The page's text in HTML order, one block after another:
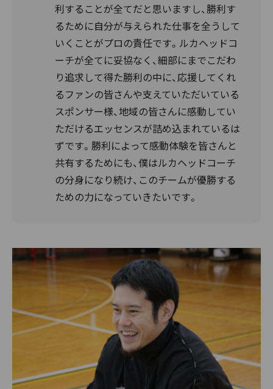
利することが全てだと思いますし、勝利す
るために自分が与えられた仕事を全うして
いくことがプロの責任です。ルカヘッドコ
ーチが全てに妥協なく、細部にまでこだわ
り追求して得た勝利の中に、応援してくれ
るファンの皆さんや支えていただいている
スポンサー様、地域の皆さんに感動してい
ただけるエッセンスが詰め込まれているは
ずです。勝利によって感動体験を皆さんと
共有するためにも、僕はルカヘッドコーチ
の分身になり続け、このチームが優勝する
ための力になっていきたいです。